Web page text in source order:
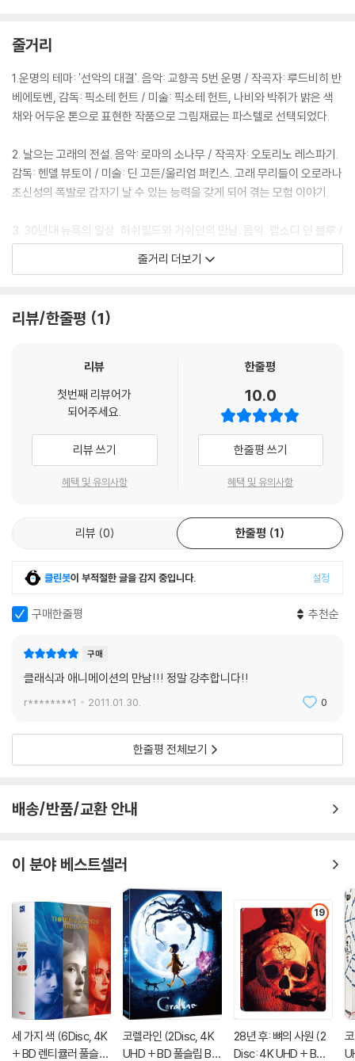
줄거리
1.운명의 테마: '선악의 대결'. 음악: 교향곡 5번 운명 / 작곡자: 루드비히 반
베에토벤, 감독: 픽소테 헌트 / 미술: 픽소테 헌트, 나비와 박쥐가 밝은 색
채와 어두운 톤으로 표현한 작품으로 그림재료는 파스텔로 선택되었다.
2. 날으는 고래의 전설. 음악: 로마의 소나무 / 작곡자: 오토리노 레스파기.
감독: 헨델 뷰토이 / 미술: 딘 고든/울리엄 퍼킨스. 고래 무리들이 오로라나
초신성의 폭발로 갑자기 날 수 있는 능력을 갖게 되어 겪는 모험 이야기.
3. 30년대 뉴욕의 일상: 허쉬필드와 거쉬인의 만남. 음악: 랩소디 인 블루 /
작곡자: 조지 거쉬인. 감독: 에릭 골드버그 / 미술: 수잔 매킨지 골드버그.
"듀크"는 재즈 음악가를 꿈꾸는 노동자, "존"은 고지식한 아내에게 벗어나
4. 뮤지컬로 보는 동화. 음악: 장난감 병정 / 작곡: 드미트리히 쇼스타코비
토대로 만들었다.
5. 요요를 하는 홍학. 음악: 동물의 사육제 / 작곡: 까미유 생상스, 감독: 에
릭 골드버그 / 미술: 수잔 매킨지 골드버그, 친숙하지 않은 홍학이 주인공
으로 처음 구상한 타조대신 그려넣었다고 한다.
6. 미키를 따라 환상의 세계로. 음악: 마법사의 도제 / 작곡: 폴 듀커스, 감
에도 나왔던 주인공 미키 마우스가 마법사로 나와서 펼치는 환상의 세계.
7. 짝 잃은 도날드. 음악: 위풍당당 행진곡 / 작곡: 에드워드 엘가, 감독: 프
란시스 글레바스 / 미술: 다니엘 쿠퍼, 미키의 라이벌 도나드 덕이 나와 자
르 스트라빈스키. 감독: 괴탄 브릿지, 폴 브릿지 / 미술: 칼 존스. 자연이 요
기운을 불어 넣는다. (pikamac@hitel.net 글 편집)
줄거리 더보기
리뷰/한줄평 1
리뷰
첫번째 리뷰어가
되어주세요.
리뷰 쓰기
혜택 및 유의사항
한줄평
10.0
한줄평 쓰기
혜택 및 유의사항
리뷰 0 한줄평 1
클린봇이 부적절한 글을 감지 중입니다. 설정
구매한줄평 추천순
구매
클래식과 애니메이션의 만남!!! 정말 강추합니다!!
r********1 2011.01.30. 0
한줄평 전체보기
배송/반품/교환 안내
이 분야 베스트셀러
세 가지 색 (6Disc, 4K
+ BD 렌티큘러 풀슬립
코렐라인 (2Disc, 4K
UHD + BD 풀슬립 B T
19
28년 후: 뼈의 사원 (2
Disc: 4K UHD + BD